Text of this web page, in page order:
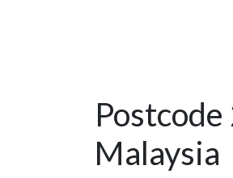
Malaysia